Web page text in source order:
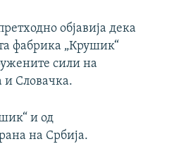
објавија дека
фабрика „Крушик“
сили на
и Словачка.
и од
на Србија.